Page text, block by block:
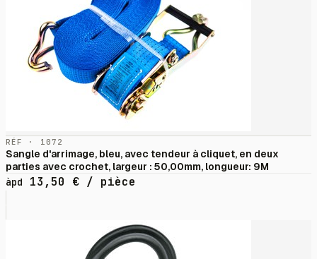
RÉF · 1072
Sangle d'arrimage, bleu, avec tendeur à cliquet, en deux
parties avec crochet, largeur : 50,00mm, longueur: 9M
àpd
13,50 € / pièce